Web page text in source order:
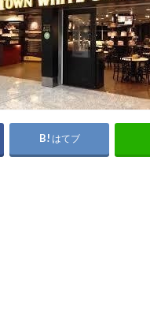
はてブ